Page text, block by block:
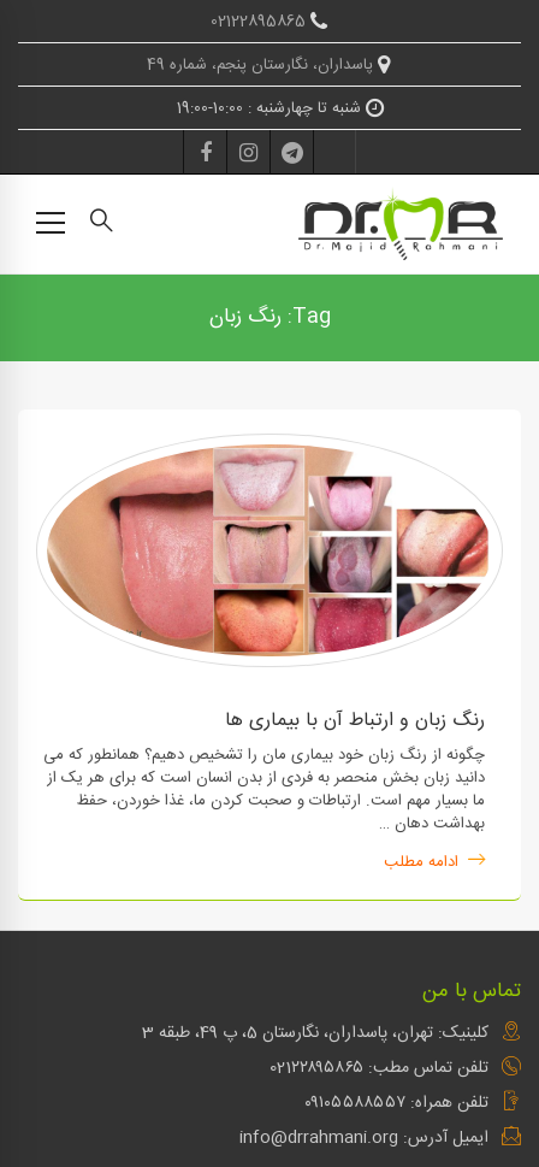
پاسداران، نگارستان پنجم، شماره 49
شنبه تا چهارشنبه : 10:00-19:00
Tag: رنگ زبان
رنگ زبان و ارتباط آن با بیماری ها
چگونه از رنگ زبان خود بیماری مان را تشخیص دهیم؟ همانطور که می
دانید زبان بخش منحصر به فردی از بدن انسان است که برای هر یک از
ما بسیار مهم است. ارتباطات و صحبت کردن ما، غذا خوردن، حفظ
بهداشت دهان …
ادامه مطلب
تماس با من
کلینیک: تهران، پاسداران، نگارستان 5، پ 49، طبقه 3
تلفن تماس مطب: 021۲۲۸۹۵۸۶۵
تلفن همراه: ۰۹۱۰۵۵۸۸۵۵۷
ایمیل آدرس: info@drrahmani.org